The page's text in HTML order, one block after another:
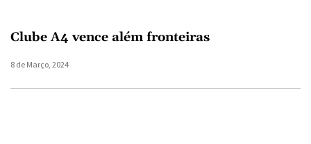
Clube A4 vence além fronteiras
8 de Março, 2024